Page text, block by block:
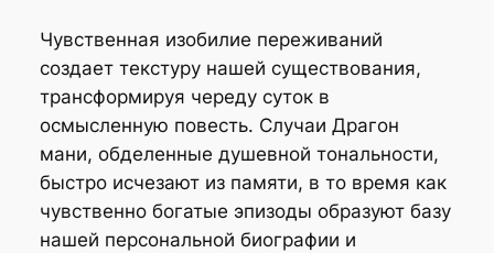
Чувственная изобилие переживаний
создает текстуру нашей существования,
трансформируя череду суток в
осмысленную повесть. Случаи Драгон
мани, обделенные душевной тональности,
быстро исчезают из памяти, в то время как
чувственно богатые эпизоды образуют базу
нашей персональной биографии и